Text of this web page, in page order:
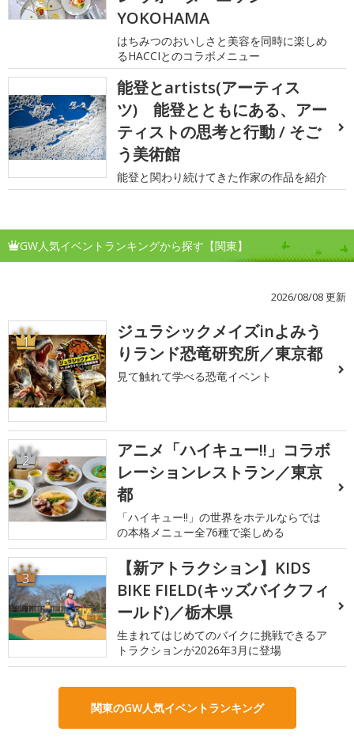
YOKOHAMA
はちみつのおいしさと美容を同時に楽しめ
るHACCIとのコラボメニュー
能登とartists(アーティス
ツ) 能登とともにある、アー
ティストの思考と行動 / そご
う美術館
能登と関わり続けてきた作家の作品を紹介
GW人気イベントランキングから探す【関東】
2026/08/08 更新
1
ジュラシックメイズinよみう
りランド恐竜研究所／東京都
見て触れて学べる恐竜イベント
2
アニメ「ハイキュー!!」コラボ
レーションレストラン／東京
都
「ハイキュー!!」の世界をホテルならでは
の本格メニュー全76種で楽しめる
3
【新アトラクション】KIDS
BIKE FIELD(キッズバイクフィ
ールド)／栃木県
生まれてはじめてのバイクに挑戦できるア
トラクションが2026年3月に登場
関東のGW人気イベントランキング